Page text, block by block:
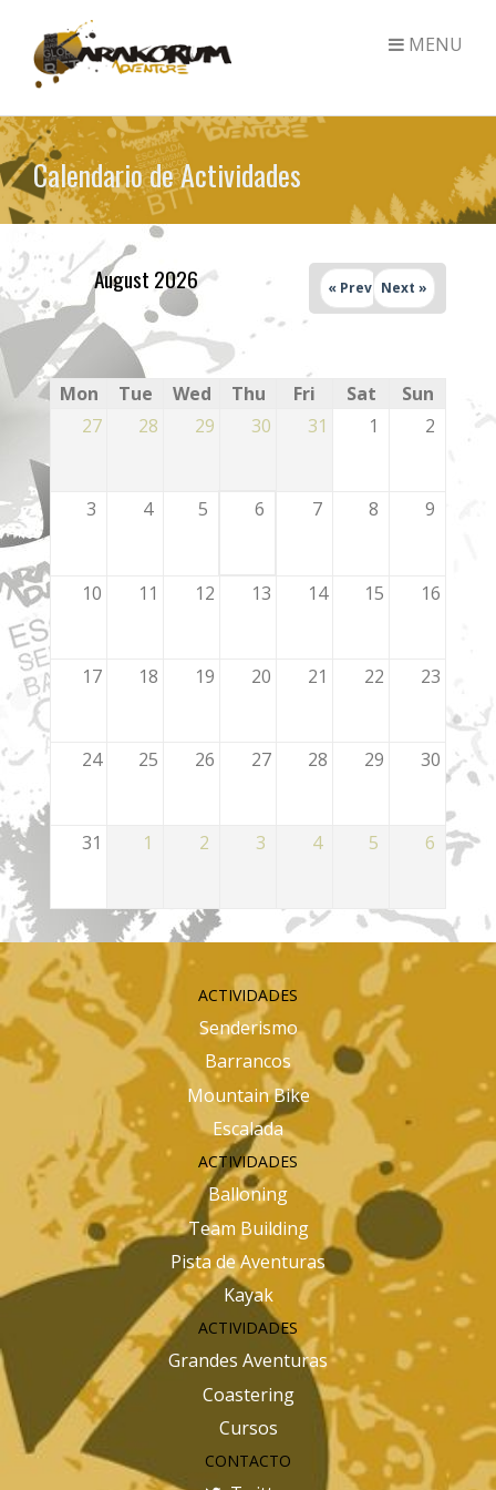
Skip
to
main
content
MENU
Calendario de Actividades
August 2026 « Prev Next »
Mon Tue Wed Thu Fri Sat
Sun
27
28 29 30 31 1 2
3 4 5 6 7 8 9
10 11 12 13 14 15 16
17 18 19 20 21 22 23
24 25 26 27 28 29 30
31 1 2 3 4 5 6
ACTIVIDADES
Senderismo
Barrancos
Mountain Bike
Escalada
ACTIVIDADES
Balloning
Team Building
Pista de Aventuras
Kayak
ACTIVIDADES
Grandes Aventuras
Coastering
Cursos
CONTACTO